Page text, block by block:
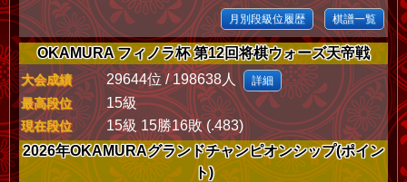
月別段級位履歴 棋譜一覧
OKAMURA フィノラ杯 第12回将棋ウォーズ天帝戦
大会成績 29644位 / 198638人 詳細
最高段位 15級
現在段位
15級 15勝16敗 (.483)
2026年OKAMURAグランドチャンピオンシップ(ポイン
ト)